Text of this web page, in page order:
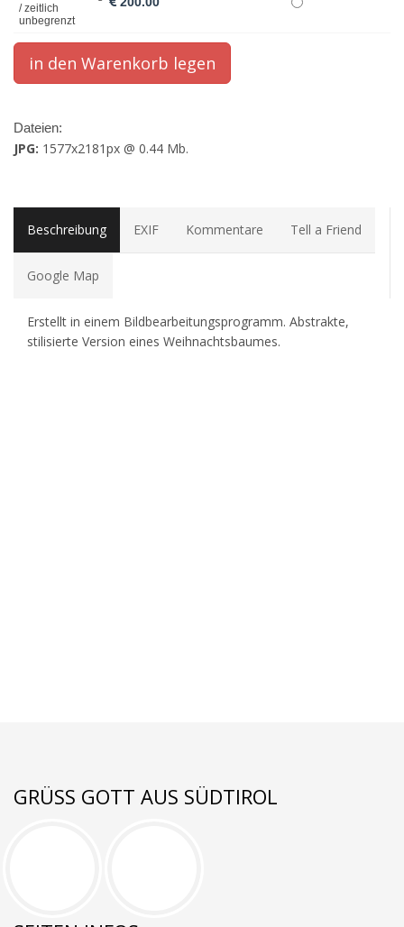
/ zeitlich
unbegrenzt
Dateien:
JPG: 1577x2181px @ 0.44 Mb.
Beschreibung EXIF Kommentare Tell a Friend
Google Map
Erstellt in einem Bildbearbeitungsprogramm. Abstrakte,
stilisierte Version eines Weihnachtsbaumes.
GRÜSS GOTT AUS SÜDTIROL